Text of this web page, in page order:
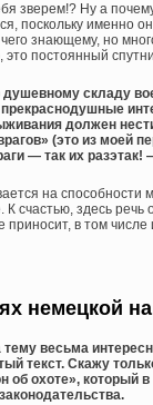
зверем!? Ну а
поскольку именно
знающему, но
постоянный
складу
должен
(это из моей
— так их
на способности
счастью, здесь
в том
немецкой
весьма
текст. Скажу
об охоте», который